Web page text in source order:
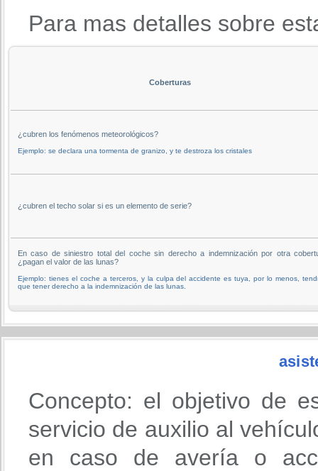
Para mas detalles sobre
Coberturas
¿cubren los fenómenos meteorológicos?
Ejemplo: se declara una tormenta de granizo, y te destroza los cristales
¿cubren el techo solar si es un elemento de serie?
En caso de siniestro total del coche sin derecho a indemnización por otra
¿pagan el valor de las lunas?
Ejemplo: tienes el coche a terceros, y la culpa del accidente es tuya, por lo menos,
que tener derecho a la indemnización de las lunas.
Concepto: el objetivo de
servicio de auxilio al
en caso de avería o